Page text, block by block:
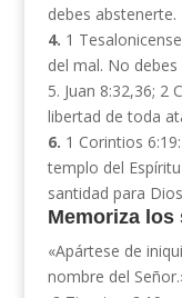
debes abstenerte.
4. 1
del mal. No
5. Juan 8:32,36; 2
libertad de toda
6. 1 Corintios
templo del
santidad para
Memoriza
«Apártese de
nombre del